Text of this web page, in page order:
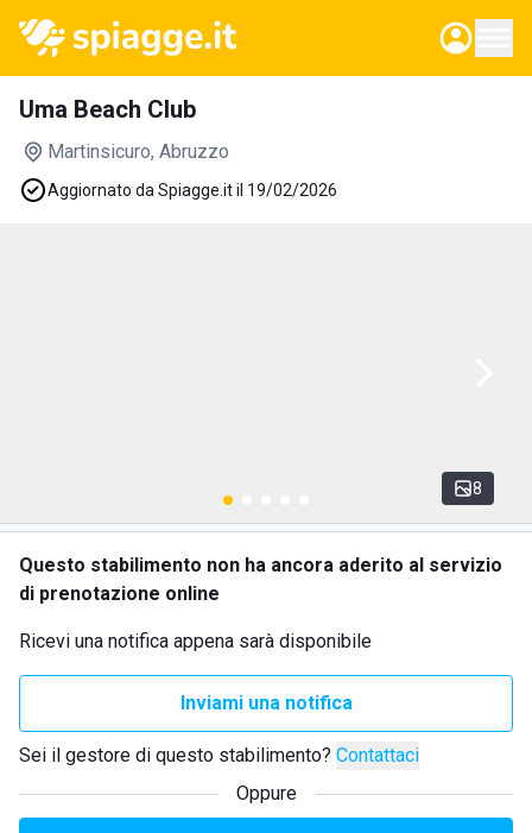
Uma Beach Club
Martinsicuro, Abruzzo
Aggiornato da Spiagge.it il 19/02/2026
8
Questo stabilimento non ha ancora aderito al servizio
di prenotazione online
Ricevi una notifica appena sarà disponibile
Inviami una notifica
Sei il gestore di questo stabilimento? Contattaci
Oppure